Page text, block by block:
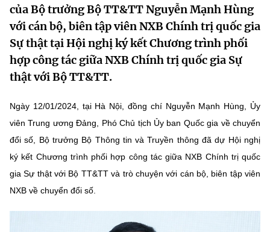
Cơ cấu tổ chức
Lịch sử phát triển
Sở Khoa học và Công nghệ
Khoa học và Công nghệ
Đổi mới sáng tạo
Chuyển đổi số
Bưu chính, Viễn thông
Sở hữu trí tuệ
Tiêu chuẩn, đo lường, chất lượng
Năng lượng nguyên tử
Dịch vụ công
Hệ thống văn bản
Văn bản QPPL
Lấy ý kiến người dân về dự thảo VBQPPL
MST IOFFICE
Khoa học và Công nghệ
Đổi mới sáng tạo
Bưu chính, Viễn thông
Multimedia
Khác
của Bộ trưởng Bộ TT&TT Nguyễn Mạnh Hùng
với cán bộ, biên tập viên NXB Chính trị quốc gia
Sự thật tại Hội nghị ký kết Chương trình phối
hợp công tác giữa NXB Chính trị quốc gia Sự
thật với Bộ TT&TT.
Ngày 12/01/2024, tại Hà Nội, đồng chí Nguyễn Mạnh Hùng, Ủy
viên Trung ương Đảng, Phó Chủ tịch Ủy ban Quốc gia về chuyển
đổi số, Bộ trưởng Bộ Thông tin và Truyền thông đã dự Hội nghị
ký kết Chương trình phối hợp công tác giữa NXB Chính trị quốc
gia Sự thật với Bộ TT&TT và trò chuyện với cán bộ, biên tập viên
NXB về chuyển đổi số.